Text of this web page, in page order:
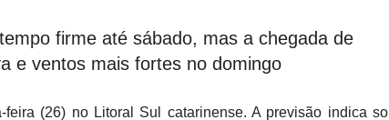
firme até sábado, mas a chegada de
e ventos mais fortes no domingo
(26) no Litoral Sul catarinense. A previsão indica sol